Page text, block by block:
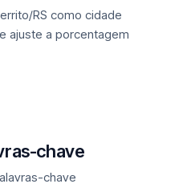
RS como cidade
ajuste a porcentagem
chave
chave